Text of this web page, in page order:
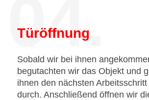
04.
Türöffnung
Sobald wir bei ihnen
begutachten wir das Objekt und
ihnen den nächsten
durch. Anschließend öffnen wir